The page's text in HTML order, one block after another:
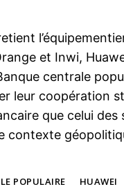
et Inwi,
centrale
leur coopération
que celui des
contexte
POPULAIRE HUAWEI